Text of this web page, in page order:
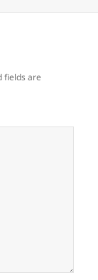
fields are